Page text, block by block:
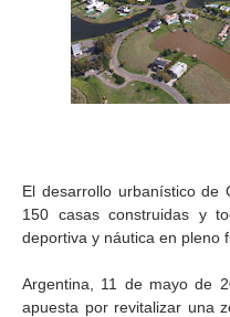
El desarrollo urbanístico de
150 casas construidas y
deportiva y náutica en pleno
Argentina, 11 de mayo de
apuesta por revitalizar una